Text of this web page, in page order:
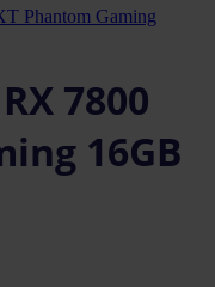
Phantom Gaming
7800
16GB